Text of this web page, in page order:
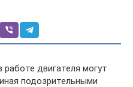
двигателя могут
подозрительными